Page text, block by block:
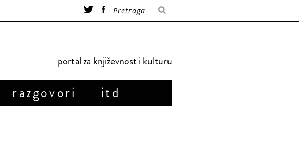
portal za književnost i kulturu
razgovori itd